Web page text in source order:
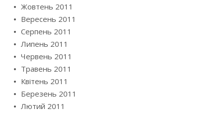
Жовтень 2011
Вересень 2011
Серпень 2011
Липень 2011
Червень 2011
Травень 2011
Квітень 2011
Березень 2011
Лютий 2011